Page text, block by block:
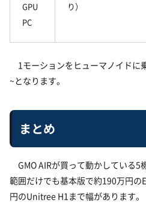
GPU
PC
り）
1モーションをヒューマノイドに
~となります。
まとめ
GMO AIRが買って動かしている5
範囲だけでも基本版で約190万円
円のUnitree H1まで幅があります。